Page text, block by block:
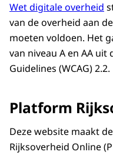
Wet digitale overheid
van de overheid aan
moeten voldoen. Het
van niveau A en AA uit
Guidelines (WCAG) 2.2.
Platform
Deze website maakt
Rijksoverheid Online